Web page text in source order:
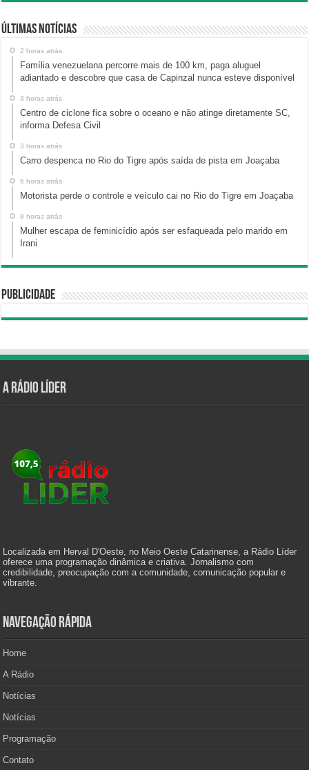
Últimas Notícias
2 horas atrás
Família venezuelana percorre mais de 100 km, paga aluguel
adiantado e descobre que casa de Capinzal nunca esteve disponível
3 horas atrás
Centro de ciclone fica sobre o oceano e não atinge diretamente SC,
informa Defesa Civil
3 horas atrás
Carro despenca no Rio do Tigre após saída de pista em Joaçaba
6 horas atrás
Motorista perde o controle e veículo cai no Rio do Tigre em Joaçaba
8 horas atrás
Mulher escapa de feminicídio após ser esfaqueada pelo marido em
Irani
Publicidade
A Rádio Líder
Localizada em Herval D'Oeste, no Meio Oeste Catarinense, a Rádio Líder
oferece uma programação dinâmica e criativa. Jornalismo com
credibilidade, preocupação com a comunidade, comunicação popular e
vibrante.
Navegação Rápida
Home
A Rádio
Notícias
Notícias
Programação
Contato